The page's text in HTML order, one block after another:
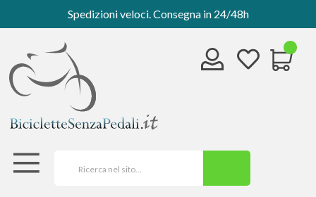
Spedizioni veloci. Consegna in 24/48h